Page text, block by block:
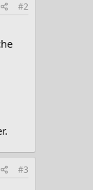
#2
#3